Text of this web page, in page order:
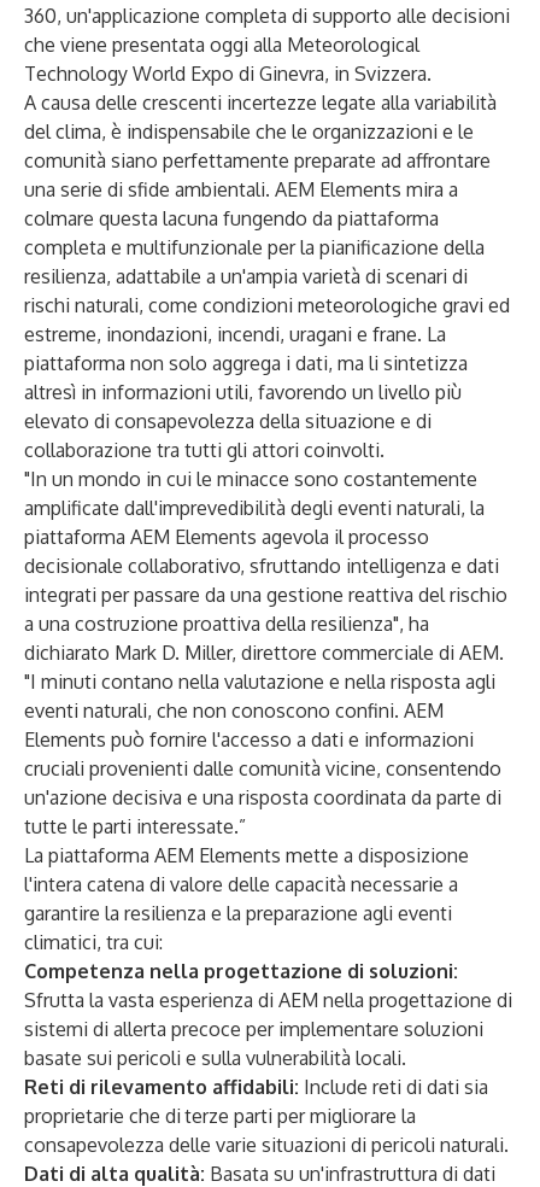
360, un'applicazione completa di supporto alle decisioni
che viene presentata oggi alla Meteorological
Technology World Expo di Ginevra, in Svizzera.
A causa delle crescenti incertezze legate alla variabilità
del clima, è indispensabile che le organizzazioni e le
comunità siano perfettamente preparate ad affrontare
una serie di sfide ambientali. AEM Elements mira a
colmare questa lacuna fungendo da piattaforma
completa e multifunzionale per la pianificazione della
resilienza, adattabile a un'ampia varietà di scenari di
rischi naturali, come condizioni meteorologiche gravi ed
estreme, inondazioni, incendi, uragani e frane. La
piattaforma non solo aggrega i dati, ma li sintetizza
altresì in informazioni utili, favorendo un livello più
elevato di consapevolezza della situazione e di
collaborazione tra tutti gli attori coinvolti.
"In un mondo in cui le minacce sono costantemente
amplificate dall'imprevedibilità degli eventi naturali, la
piattaforma AEM Elements agevola il processo
decisionale collaborativo, sfruttando intelligenza e dati
integrati per passare da una gestione reattiva del rischio
a una costruzione proattiva della resilienza", ha
dichiarato Mark D. Miller, direttore commerciale di AEM.
"I minuti contano nella valutazione e nella risposta agli
eventi naturali, che non conoscono confini. AEM
Elements può fornire l'accesso a dati e informazioni
cruciali provenienti dalle comunità vicine, consentendo
un'azione decisiva e una risposta coordinata da parte di
tutte le parti interessate.”
La piattaforma AEM Elements mette a disposizione
l'intera catena di valore delle capacità necessarie a
garantire la resilienza e la preparazione agli eventi
climatici, tra cui:
Competenza nella progettazione di soluzioni:
Sfrutta la vasta esperienza di AEM nella progettazione di
sistemi di allerta precoce per implementare soluzioni
basate sui pericoli e sulla vulnerabilità locali.
Reti di rilevamento affidabili: Include reti di dati sia
proprietarie che di terze parti per migliorare la
consapevolezza delle varie situazioni di pericoli naturali.
Dati di alta qualità: Basata su un'infrastruttura di dati